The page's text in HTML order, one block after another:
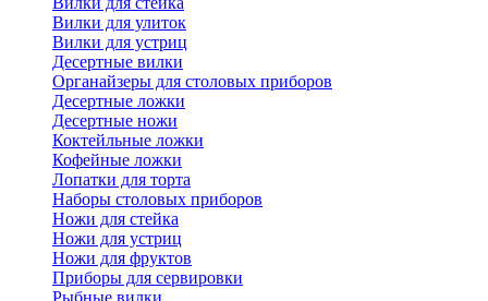
Вилки для улиток
Вилки для устриц
Десертные вилки
Органайзеры для столовых приборов
Десертные ложки
Десертные ножи
Коктейльные ложки
Кофейные ложки
Лопатки для торта
Наборы столовых приборов
Ножи для стейка
Ножи для устриц
Ножи для фруктов
Приборы для сервировки
Рыбные вилки